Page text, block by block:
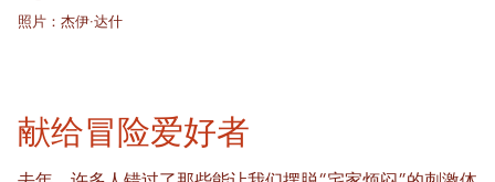
照片：杰伊·达什
献给冒险爱好者